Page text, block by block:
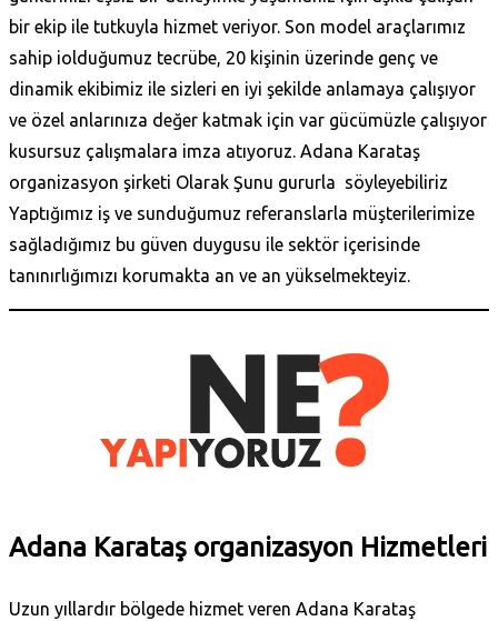
bir ekip ile tutkuyla hizmet veriyor. Son model araçlarımız
sahip iolduğumuz tecrübe, 20 kişinin üzerinde genç ve
dinamik ekibimiz ile sizleri en iyi şekilde anlamaya çalışıyor
ve özel anlarınıza değer katmak için var gücümüzle çalışıyor
kusursuz çalışmalara imza atıyoruz. Adana Karataş‎
organizasyon şirketi Olarak Şunu gururla söyleyebiliriz
Yaptığımız iş ve sunduğumuz referanslarla müşterilerimize
sağladığımız bu güven duygusu ile sektör içerisinde
tanınırlığımızı korumakta an ve an yükselmekteyiz.
Adana Karataş‎ organizasyon Hizmetleri
Uzun yıllardır bölgede hizmet veren Adana Karataş‎